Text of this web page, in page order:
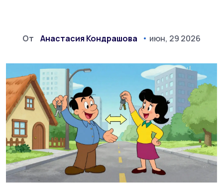
От Анастасия Кондрашова июн, 29 2026